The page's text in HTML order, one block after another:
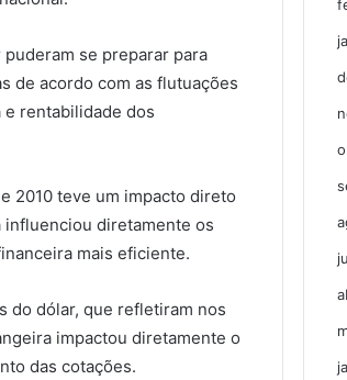
se preparar para
de acordo com as flutuações
e rentabilidade dos
2010 teve um impacto direto
influenciou diretamente os
mais eficiente.
do dólar, que refletiram nos
impactou diretamente o
das cotações.